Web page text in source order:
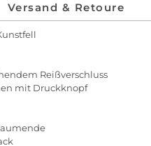
Versand & Retoure
Reißverschluss
mit Druckknopf